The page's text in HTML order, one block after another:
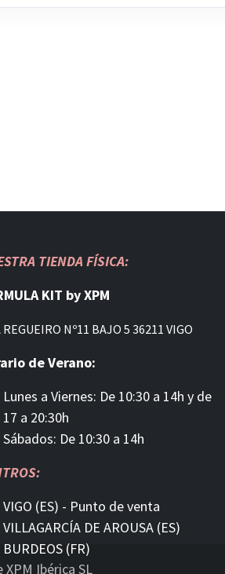
TIENDA FÍSICA:
KIT by XPM
REGUEIRO Nº11 BAJO 5 36211 VIGO
de Verano:
Lunes a Viernes: De 10:30 a 14h y de
17 a 20:30h
Sábados: De 10:30 a 14h
VIGO (ES) - Punto de venta
VILLAGARCÍA DE AROUSA (ES)
BURDEOS (FR)
Ibérica SL